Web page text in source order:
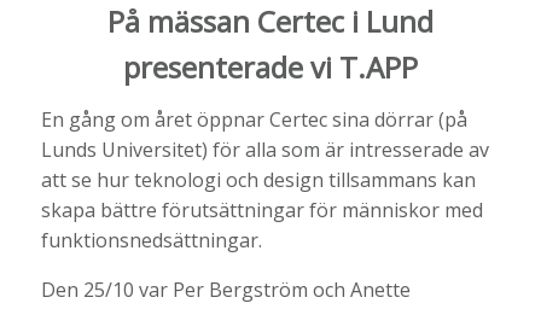
På mässan Certec i Lund
presenterade vi T.APP
En gång om året öppnar Certec sina dörrar (på
Lunds Universitet) för alla som är intresserade av
att se hur teknologi och design tillsammans kan
skapa bättre förutsättningar för människor med
funktionsnedsättningar.
Den 25/10 var Per Bergström och Anette